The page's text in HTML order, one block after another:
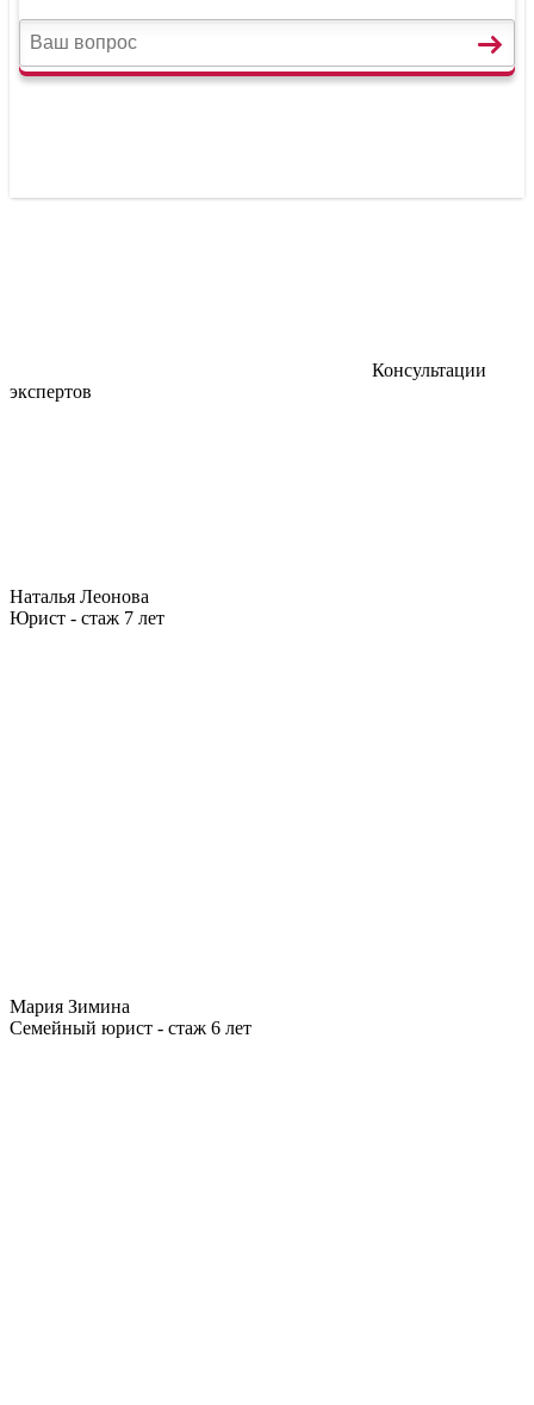
Консультации
экспертов
Наталья Леонова
Юрист - стаж 7 лет
Мария Зимина
Семейный юрист - стаж 6 лет